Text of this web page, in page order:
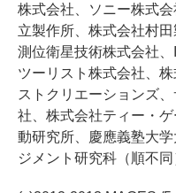
株式会社、ソニー株式
立製作所、株式会社村
測位衛星技術株式会社
ツーリスト株式会社、
ストクリエーションズ
社、株式会社ティー・
動研究所、慶應義塾大
ジメント研究科（順不同